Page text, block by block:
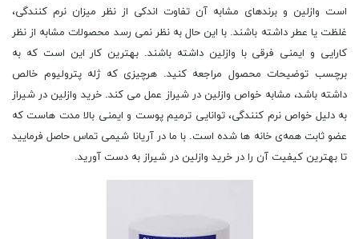
است وازلین و برندهای مشابه آن تفاوت اندکی از نظر میزان نرم کنندگی،
غلظت یا عطر داشته باشند. با این حال به نظر نمی‌ رسد محصولات مشابه از نظر
کارایی و ایمنی فرقی با وازلین داشته باشند. بهترین کار این است که به
برچسب توضیحات محصول مراجعه کنید. هرچیزی که ژله‌ پترولیوم خالص
داشته باشد، مشابه خواص وازلین در شیراز عمل می ‌کند. خرید وازلین در شیراز
به دلیل خواص نرم کنندگی، توانایی ترمیم پوست و ایمنی بالا مدت‌ هاست که
عضو ثابت همه‌ی خانه ‌ها شده است. با ما در آریانا شیمی تماس حاصل فرمایید
تا بهترین کیفیت آن را در خرید وازلین در شیراز به دست آورید.